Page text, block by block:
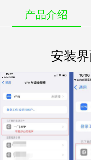
产品介绍
安装